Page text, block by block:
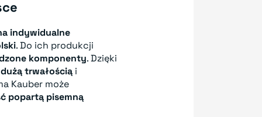
indywidualne
. Do ich produkcji
komponenty. Dzięki
dużą trwałością i
Kauber może
popartą pisemną